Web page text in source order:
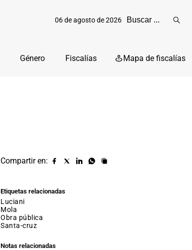
06 de agosto de 2026
Género Fiscalías Mapa de fiscalías
Compartir en:
Compartir
Compartir
Compartir
Compartir
Copiar
Etiquetas relacionadas
luciani
mola
obra pública
santa-cruz
Notas relacionadas